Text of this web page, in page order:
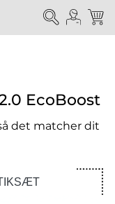
EcoBoost
det matcher dit